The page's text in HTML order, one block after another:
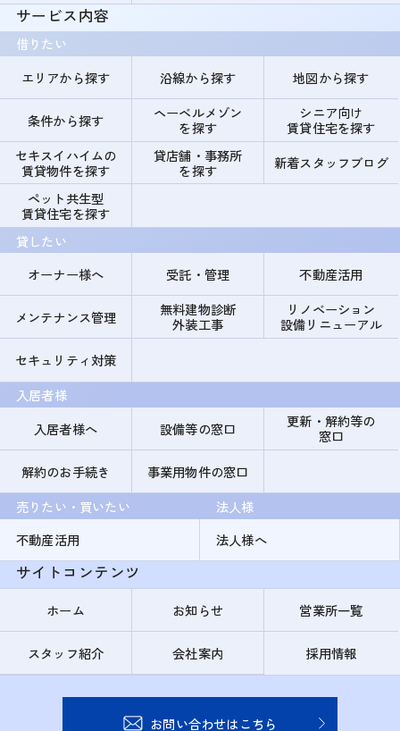
サービス内容
借りたい
エリアから探す
沿線から探す 地図から探す
条件から探す
ヘーベルメゾン
を探す
シニア向け
賃貸住宅を探す
セキスイハイムの
賃貸物件を探す
貸店舗・事務所
を探す
新着スタッフブログ
ペット共生型
賃貸住宅を探す
貸したい
オーナー様へ
受託・管理 不動産活用
メンテナンス管理
無料建物診断
外装工事
リノベーション
設備リニューアル
セキュリティ対策
入居者様
入居者様へ
設備等の窓口
更新・解約等の
窓口
解約のお手続き
事業用物件の窓口
売りたい・買いたい
不動産活用
法人様
法人様へ
サイトコンテンツ
ホーム お知らせ 営業所一覧
スタッフ紹介 会社案内 採用情報
お問い合わせはこちら